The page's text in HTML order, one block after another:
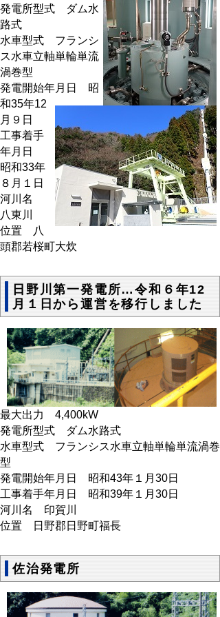
発電所型式 ダム水
路式
水車型式 フランシ
ス水車立軸単輪単流
渦巻型
発電開始年月日 昭
和35年12
月９日
工事着手
年月日
昭和33年
８月１日
河川名
八東川
位置 八
頭郡若桜町大炊
日野川第一発電所…令和６年12
月１日から運営を移行しました
最大出力 4,400kW
発電所型式 ダム水路式
水車型式 フランシス水車立軸単輪単流渦巻
型
発電開始年月日 昭和43年１月30日
工事着手年月日 昭和39年１月30日
河川名 印賀川
位置 日野郡日野町福長
佐治発電所